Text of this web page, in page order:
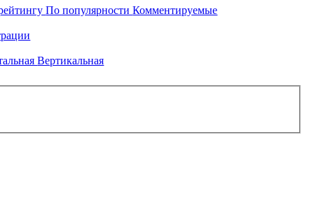
По популярностиКомментируемые
Вертикальная